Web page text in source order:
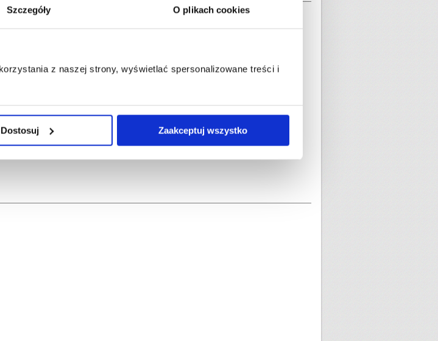
Szczegóły O plikach cookies
z naszej strony, wyświetlać spersonalizowane treści i
Dostosuj Zaakceptuj wszystko